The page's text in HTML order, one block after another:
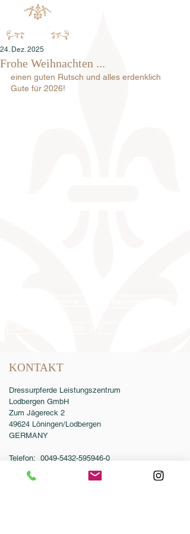
Frohe Weihnachten ...
24. Dez. 2025
einen guten Rutsch und alles erdenklich
Gute für 2026!
KONTAKT
Dressurpferde Leistungszentrum
Lodbergen GmbH
Zum Jägereck 2
49624 Löningen/Lodbergen
GERMANY
Telefon: 0049-5432-595946-0
Telefax:
0049-5432-595946-99
E-Mail:
info@dressurleistungszentrum.de